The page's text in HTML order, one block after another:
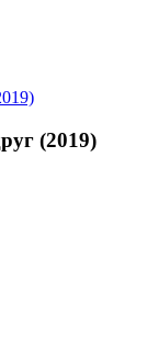
(2019)